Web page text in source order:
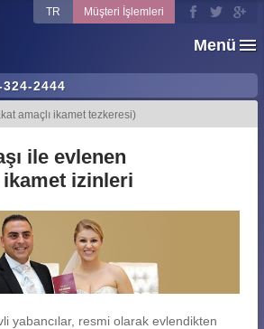
Menü
2444
TR Müşteri İşlemleri
amaçlı ikamet tezkeresi)
ile evlenen
ikamet izinleri
yabancılar, resmi olarak evlendikten